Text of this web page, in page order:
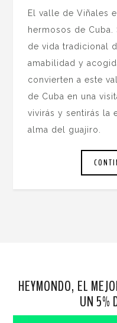
El valle de Viñales
hermosos de
de vida tradicional
amabilidad y
convierten a este
de Cuba en una
vivirás y sentirás la
alma del guajiro.
HEYMONDO, EL
UN 5%